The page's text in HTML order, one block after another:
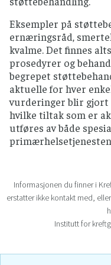
Eksempler på
ernæringsråd,
kvalme. Det finnes
prosedyrer og
begrepet
aktuelle for hver
vurderinger blir gjort
hvilke tiltak som er
utføres av både
Informasjonen du finner i
erstatter ikke kontakt med,
Institutt for